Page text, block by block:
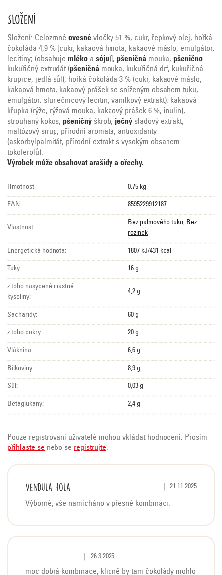
Složení
Složení: Celozrnné ovesné vločky 51 %, cukr, řepkový olej, hořká
čokoláda 4,9 % [cukr, kakaová hmota, kakaové máslo, emulgátor:
lecitiny; (obsahuje mléko a sóju)], pšeničná mouka, pšenično-
kukuřičný extrudát (pšeničná mouka, kukuřičná drť, kukuřičná
krupice, jedlá sůl), hořká čokoláda 3 % (cukr, kakaové máslo,
kakaová hmota, kakaový prášek se sníženým obsahem tuku,
emulgátor: slunečnicový lecitin; vanilkový extrakt), kakaová
křupka (rýže, rýžová mouka, kakaový prášek 6 %, inulin),
strouhaný kokos, pšeničný škrob, ječný sladový extrakt,
maltózový sirup, přírodní aromata, antioxidanty
(askorbylpalmitát, přírodní extrakt s vysokým obsahem
tokoferolů).
Výrobek může obsahovat arašídy a ořechy.
Hmotnost 0.75 kg
EAN 8595229912187
Vlastnost
Bez palmového tuku, Bez
rozinek
Energetická hodnota: 1807 kJ/431 kcal
Tuky: 16 g
z toho nasycené mastné
kyseliny:
4,2 g
Sacharidy: 60 g
z toho cukry: 20 g
Vláknina: 6,6 g
Bílkoviny: 8,9 g
Sůl: 0,03 g
Betaglukany: 2,4 g
Pouze registrovaní uživatelé mohou vkládat hodnocení. Prosím
přihlaste se nebo se registrujte.
i
s
Vendula Hola Hodnocení produktu
21.11.2025
Výborné, vše namícháno v přesné kombinaci.
Hodnocení produktu je 5 z 5 hvězdiček.
26.3.2025
moc dobrá kombinace, klidně by tam čokolády mohlo